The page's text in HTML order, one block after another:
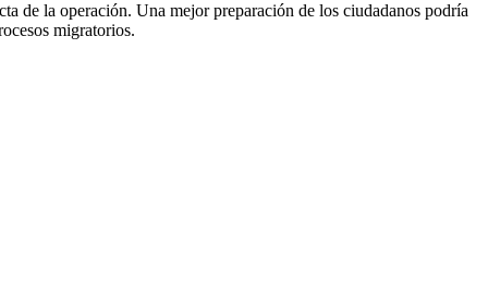
de la operación. Una mejor preparación de los ciudadanos podría
migratorios.